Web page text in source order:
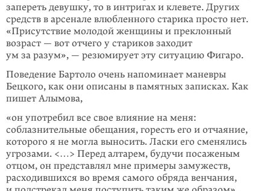
запереть девушку, то в интригах и клевете. Других
средств в арсенале влюбленного старика просто нет.
«Присутствие молодой женщины и преклонный
возраст — вот отчего у стариков заходит
ум за разум», — резюмирует эту ситуацию Фигаро.
Поведение Бартоло очень напоминает маневры
Бецкого, как они описаны в памятных записках. Как
пишет Алымова,
«он употребил все свое влияние на меня:
соблазнительные обещания, горесть его и отчаяние,
которого я не могла выносить. Ласки его сменялись
угрозами. <…> Перед алтарем, будучи посаженым
отцом, он представлял мне примеры замужеств,
расходившихся во время самого обряда венчания,